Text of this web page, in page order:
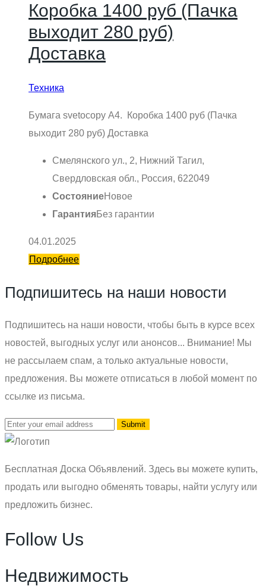
Коробка 1400 руб (Пачка
выходит 280 руб)
Доставка
Техника
Бумага svetocopy А4. Коробка 1400 руб (Пачка
выходит 280 руб) Доставка
Смелянского ул., 2, Нижний Тагил,
Свердловская обл., Россия, 622049
СостояниеНовое
ГарантияБез гарантии
04.01.2025
Подробнее
Подпишитесь на наши новости
Подпишитесь на наши новости, чтобы быть в курсе всех
новостей, выгодных услуг или анонсов... Внимание! Мы
не рассылаем спам, а только актуальные новости,
предложения. Вы можете отписаться в любой момент по
ссылке из письма.
Бесплатная Доска Объявлений. Здесь вы можете купить,
продать или выгодно обменять товары, найти услугу или
предложить бизнес.
Follow Us
Недвижимость